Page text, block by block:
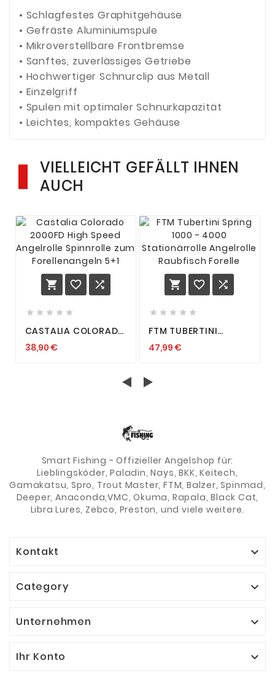
• Schlagfestes Graphitgehäuse
• Gefräste Aluminiumspule
• Mikroverstellbare Frontbremse
• Sanftes, zuverlässiges Getriebe
• Hochwertiger Schnurclip aus Metall
• Einzelgriff
• Spulen mit optimaler Schnurkapazität
• Leichtes, kompaktes Gehäuse
VIELLEICHT GEFÄLLT IHNEN
AUCH
  
    
CASTALIA COLORADO
ANGELROLLE
38,90 €
  
    
FTM TUBERTINI
STATIONÄRROLLE
47,99 €
Smart Fishing - Offizieller Angelshop für:
Lieblingsköder, Paladin, Nays, BKK, Keitech,
Gamakatsu, Spro, Trout Master, FTM, Balzer, Spinmad,
Deeper, Anaconda,VMC, Okuma, Rapala, Black Cat,
Libra Lures, Zebco, Preston, und viele weitere.
Kontakt 
Category 
Unternehmen 
Ihr Konto 